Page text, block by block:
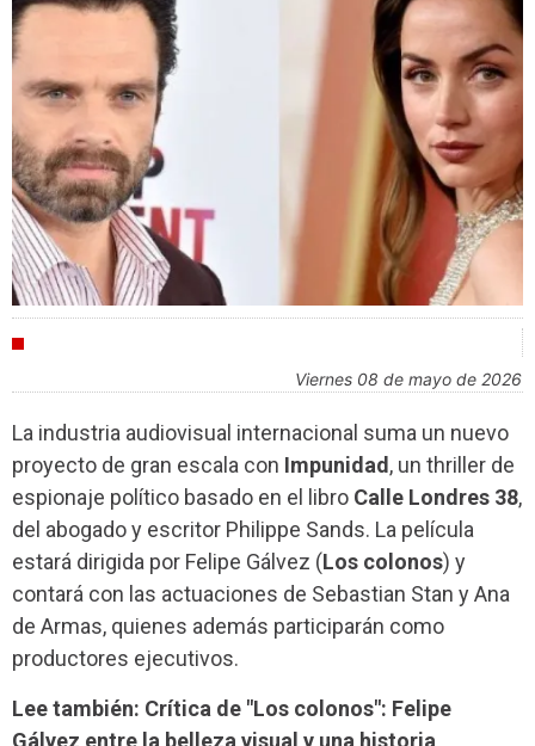
viernes 08 de mayo de 2026
La industria audiovisual internacional suma un nuevo
proyecto de gran escala con Impunidad, un thriller de
espionaje político basado en el libro Calle Londres 38,
del abogado y escritor Philippe Sands. La película
estará dirigida por Felipe Gálvez (Los colonos) y
contará con las actuaciones de Sebastian Stan y Ana
de Armas, quienes además participarán como
productores ejecutivos.
Lee también: Crítica de "Los colonos": Felipe